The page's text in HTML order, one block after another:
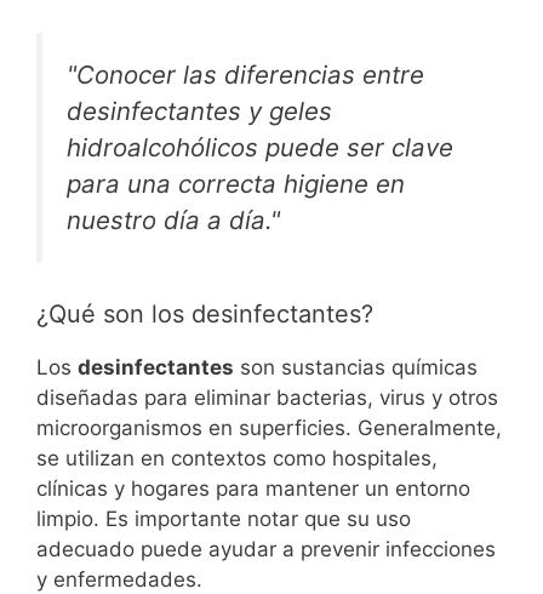
"Conocer las diferencias entre
desinfectantes y geles
hidroalcohólicos puede ser clave
para una correcta higiene en
nuestro día a día."
¿Qué son los desinfectantes?
Los desinfectantes son sustancias químicas
diseñadas para eliminar bacterias, virus y otros
microorganismos en superficies. Generalmente,
se utilizan en contextos como hospitales,
clínicas y hogares para mantener un entorno
limpio. Es importante notar que su uso
adecuado puede ayudar a prevenir infecciones
y enfermedades.